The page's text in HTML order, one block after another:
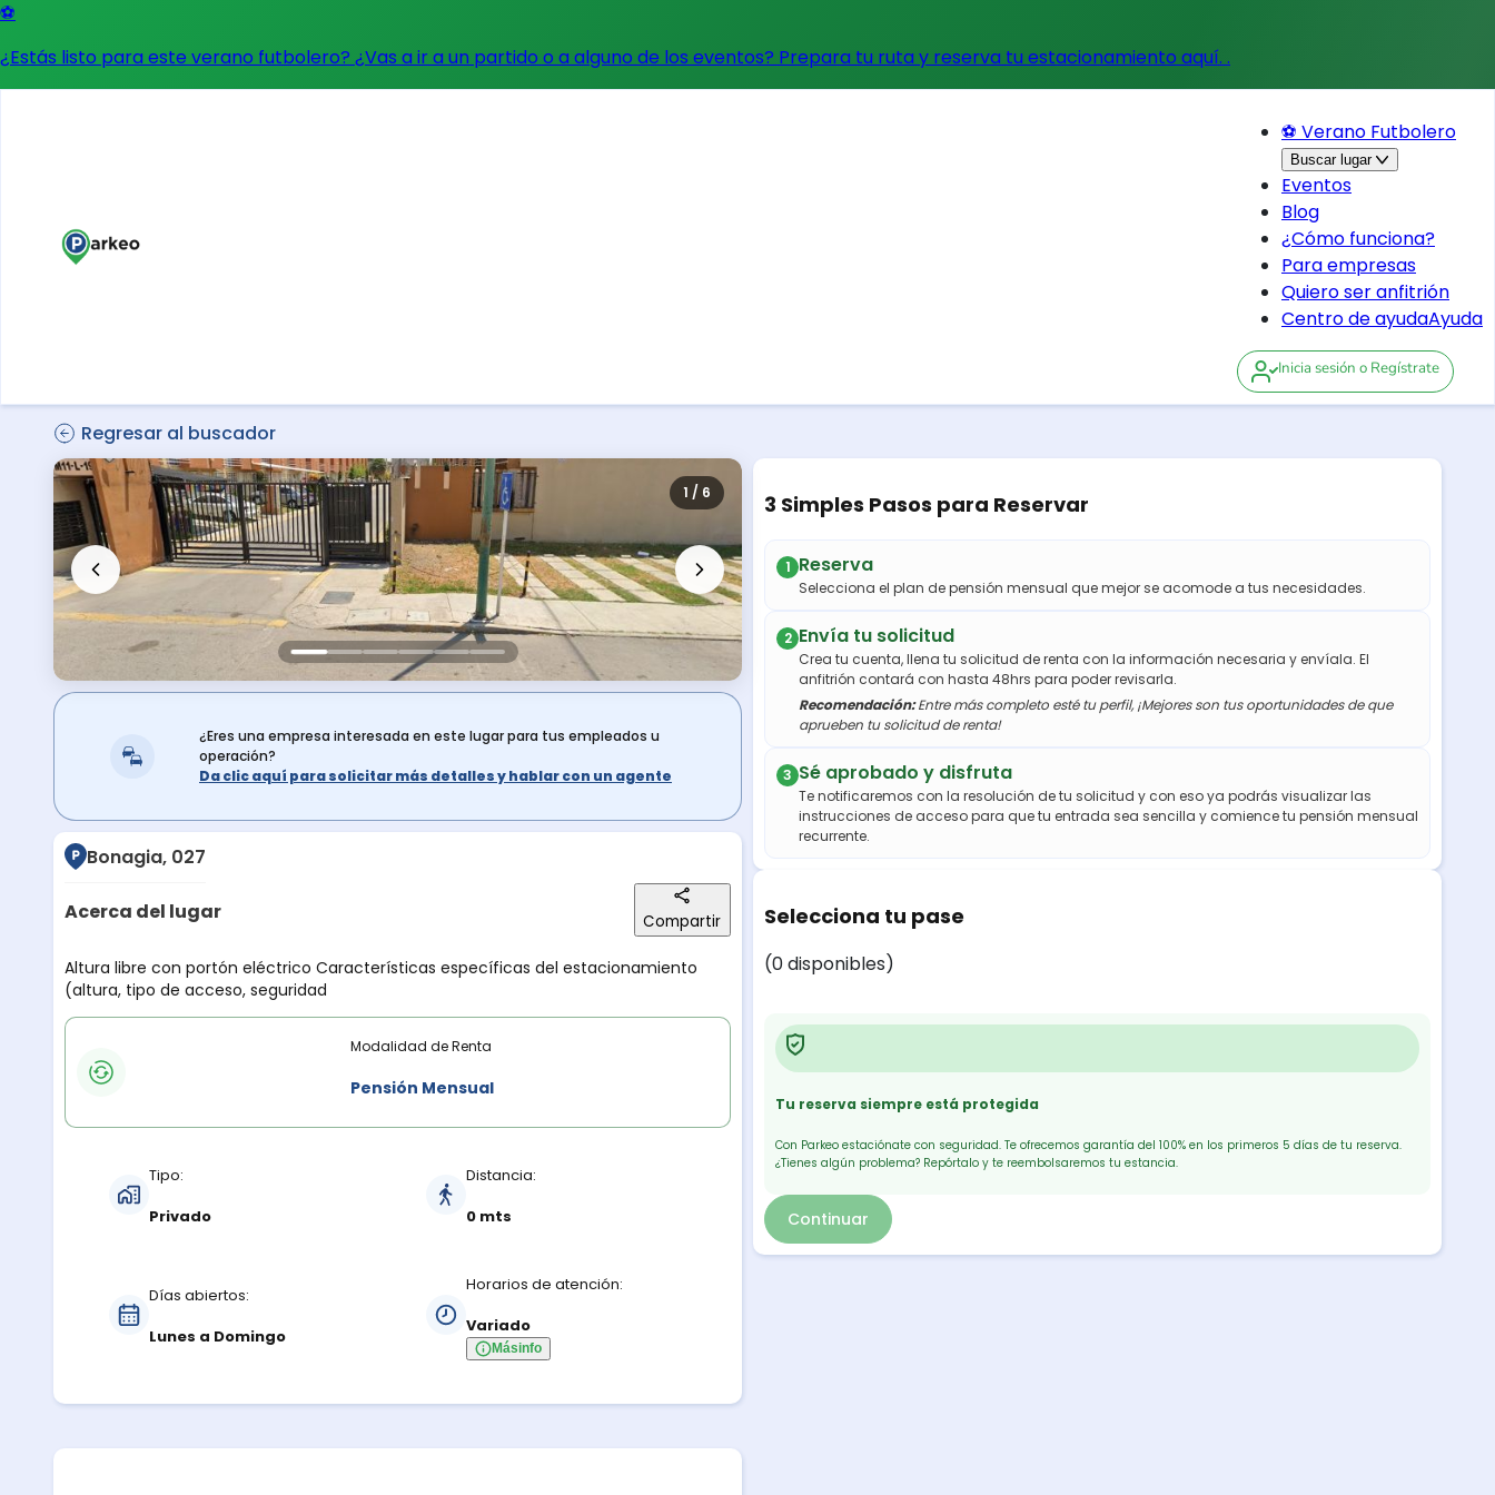
⚽
¿Estás listo para este verano futbolero? ¿Vas a ir a un partido o a alguno de los eventos? Prepara tu ruta y reserva tu estacionamiento aquí. .
⚽ Verano Futbolero
Buscar lugar
Eventos
Blog
¿Cómo funciona?
Para empresas
Quiero ser anfitrión
Centro de ayudaAyuda
Inicia sesión o Regístrate
Regresar al buscador
1 / 6
¿Eres una empresa interesada en este lugar para tus empleados u
operación?
Da clic aquí para solicitar más detalles y hablar con un agente
Bonagia, 027
Acerca del lugar Compartir
Descripción del lugar
Altura libre con portón eléctrico Características específicas del estacionamiento
(altura, tipo de acceso, seguridad
Modalidades de renta
Modalidad de Renta
Pensión Mensual
Tipo:
Privado
Distancia:
0 mts
Días abiertos:
Lunes a Domingo
Horarios de atención:
Variado
Másinfo
3 Simples Pasos para Reservar
1 Reserva
Selecciona el plan de pensión mensual que mejor se acomode a tus necesidades.
2 Envía tu solicitud
Crea tu cuenta, llena tu solicitud de renta con la información necesaria y envíala. El
anfitrión contará con hasta 48hrs para poder revisarla.
Recomendación:Entre más completo esté tu perfil, ¡Mejores son tus oportunidades de que
aprueben tu solicitud de renta!
3 Sé aprobado y disfruta
Te notificaremos con la resolución de tu solicitud y con eso ya podrás visualizar las
instrucciones de acceso para que tu entrada sea sencilla y comience tu pensión mensual
recurrente.
Selecciona tu pase
(0 disponibles)
Tu reserva siempre está protegida
Con Parkeo estaciónate con seguridad. Te ofrecemos garantía del 100% en los primeros 5 días de tu reserva.
¿Tienes algún problema? Repórtalo y te reembolsaremos tu estancia.
Continuar